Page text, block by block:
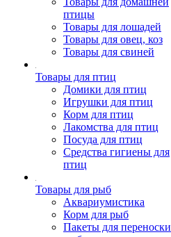
птицы
Товары для лошадей
Товары для овец, коз
Товары для свиней
Товары для птиц
Домики для птиц
Игрушки для птиц
Корм для птиц
Лакомства для птиц
Посуда для птиц
Средства гигиены для
птиц
Товары для рыб
Аквариумистика
Корм для рыб
Пакеты для переноски